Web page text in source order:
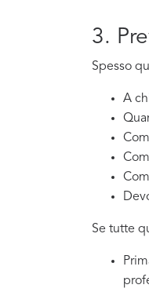
3.
Spesso
A
Se tutte